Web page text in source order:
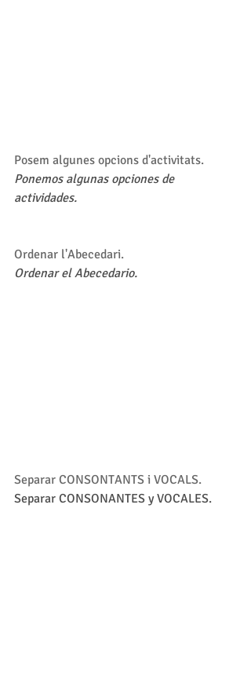
Posem algunes opcions d'activitats.
Ponemos algunas opciones de
actividades.
Ordenar l'Abecedari.
Ordenar el Abecedario.
Separar CONSONTANTS i VOCALS.
Separar CONSONANTES y VOCALES.